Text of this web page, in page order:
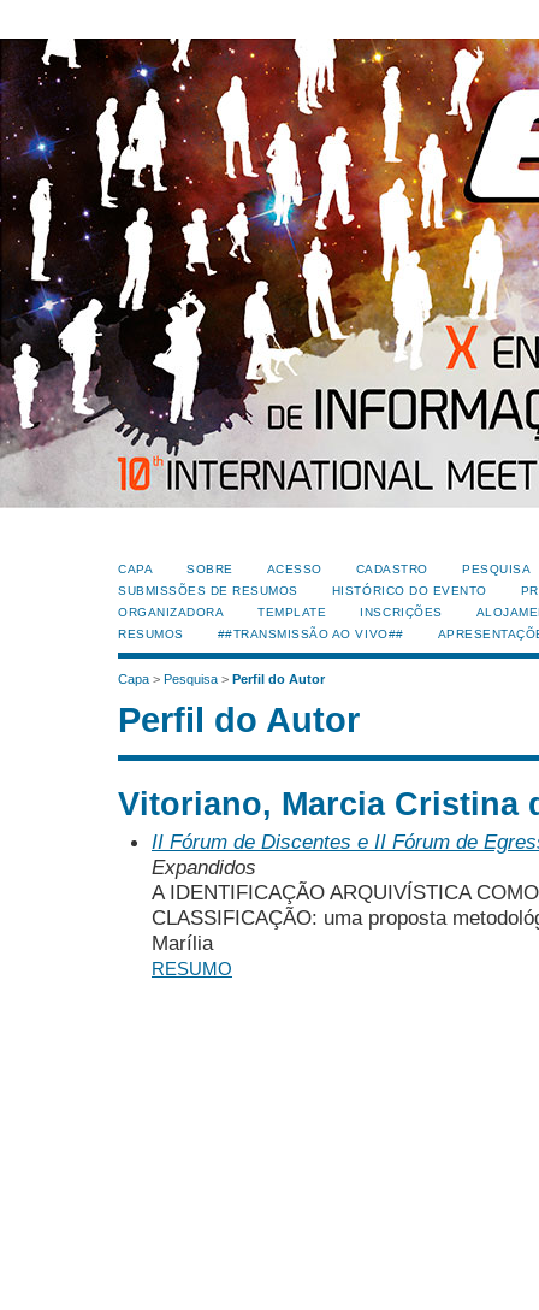
CAPA SOBRE ACESSO CADASTRO
PESQUISA
SUBMISSÕES DE RESUMOS
HISTÓRICO DO EVENTO
ORGANIZADORA
TEMPLATE INSCRIÇÕES
RESUMOS
##TRANSMISSÃO AO VIVO##
Capa > Pesquisa > Perfil do Autor
Perfil do Autor
Vitoriano, Marcia Cristina
II Fórum de Discentes e II Fórum de
Expandidos
A IDENTIFICAÇÃO ARQUIVÍSTICA
CLASSIFICAÇÃO: uma proposta
Marília
RESUMO